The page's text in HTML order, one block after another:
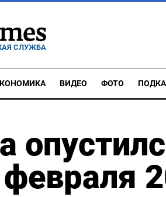
СЛУЖБА
ВИДЕО ФОТО